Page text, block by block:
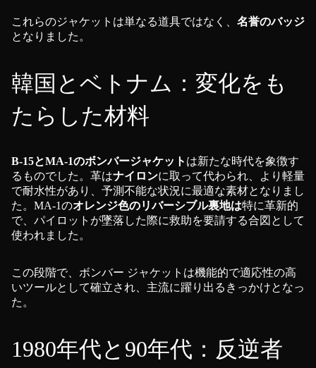
これらのジャケットは単なる道具ではなく、 名誉のバッジ
となりました。
韓国とベトナム：変化をも
たらした材料
B-15とMA-1のボンバージャケット は新たな時代を象徴す
るものでした。革はナイロンに取って代わられ、より軽量
で耐水性があり、予測不能な状況に最適な素材となりまし
た。MA-1のオレンジ色のリバーシブル裏地は特に革新的
で、パイロットが墜落した際に救助を要請する合図として
使われました。
この段階で、ボンバー ジャケットは機能的で適応性の高
いツールとして確立され、主流に躍り出るきっかけとなっ
た。
1980年代と90年代：反逆者